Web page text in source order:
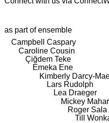
as part of ensemble
Campbell Caspary
Caroline Cousin
Çiğdem Teke
Emeka Ene
Kimberly Darcy-
Lars Rudolph
Lea Draeger
Mickey Mahar
Roger
Till